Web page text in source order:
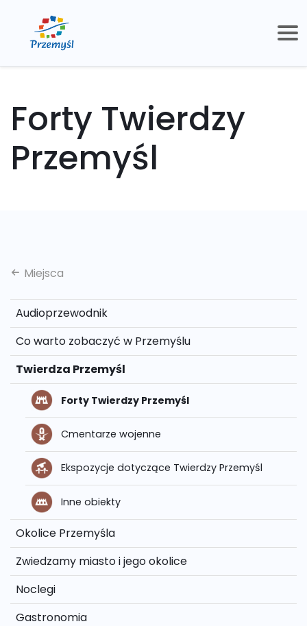
Forty Twierdzy
Przemyśl
Miejsca
Audioprzewodnik
Co warto zobaczyć w Przemyślu
Twierdza Przemyśl
Forty Twierdzy Przemyśl
Cmentarze wojenne
Ekspozycje dotyczące Twierdzy Przemyśl
Inne obiekty
Okolice Przemyśla
Zwiedzamy miasto i jego okolice
Noclegi
Gastronomia